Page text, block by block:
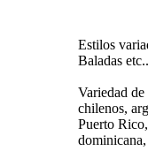
Estilos
Baladas
Variedad de
chilenos,
Puerto